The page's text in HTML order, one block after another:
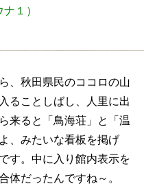
１）
、秋田県民のココロの山
ることしばし、人里に出
来ると「鳥海荘」と「温
、みたいな看板を掲げ
す。中に入り館内表示を
体だったんですね～。